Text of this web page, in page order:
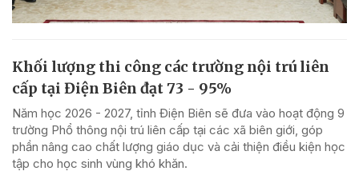
Khối lượng thi công các trường nội trú liên
cấp tại Điện Biên đạt 73 - 95%
Năm học 2026 - 2027, tỉnh Điện Biên sẽ đưa vào hoạt động 9
trường Phổ thông nội trú liên cấp tại các xã biên giới, góp
phần nâng cao chất lượng giáo dục và cải thiện điều kiện học
tập cho học sinh vùng khó khăn.